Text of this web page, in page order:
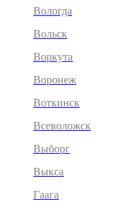
Вологда
Вольск
Воркута
Воронеж
Воткинск
Всеволожск
Выборг
Выкса
Гаага